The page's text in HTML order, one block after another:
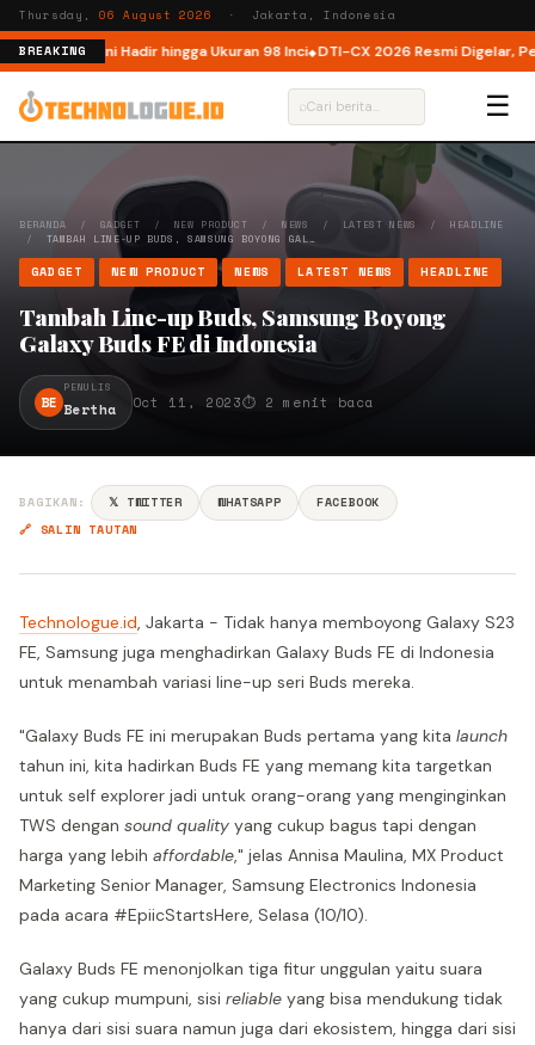
Thursday,06 August 2026 · Jakarta, Indonesia
BREAKINGKini Hadir hingga Ukuran 98 Inci DTI-CX 2026 Resmi Digelar,
⌕ ☰
BERANDA / GADGET / NEW PRODUCT / NEWS / LATEST NEWS / HEADLINE
/ TAMBAH LINE-UP BUDS, SAMSUNG BOYONG GAL…
GADGET NEW PRODUCT NEWS LATEST NEWS HEADLINE
Tambah Line-up Buds, Samsung Boyong
Galaxy Buds FE di Indonesia
BE
PENULIS
Bertha Oct 11, 2023⏱ 2 menit baca
BAGIKAN: 𝕏 TWITTER WHATSAPP
FACEBOOK
🔗 SALIN TAUTAN
Technologue.id, Jakarta - Tidak hanya memboyong Galaxy S23
FE, Samsung juga menghadirkan Galaxy Buds FE di Indonesia
untuk menambah variasi line-up seri Buds mereka.
"Galaxy Buds FE ini merupakan Buds pertama yang kita launch
tahun ini, kita hadirkan Buds FE yang memang kita targetkan
untuk self explorer jadi untuk orang-orang yang menginginkan
TWS dengan sound quality yang cukup bagus tapi dengan
harga yang lebih affordable," jelas Annisa Maulina, MX Product
Marketing Senior Manager, Samsung Electronics Indonesia
pada acara #EpiicStartsHere, Selasa (10/10).
Galaxy Buds FE menonjolkan tiga fitur unggulan yaitu suara
yang cukup mumpuni, sisi reliable yang bisa mendukung tidak
hanya dari sisi suara namun juga dari ekosistem, hingga dari sisi